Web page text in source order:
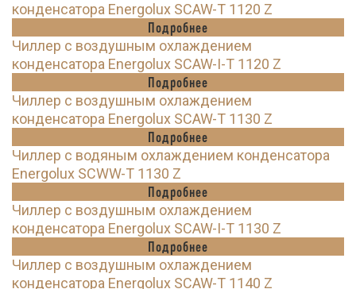
конденсатора Energolux SCAW-T 1120 Z
Подробнее
Чиллер с воздушным охлаждением
конденсатора Energolux SCAW-I-T 1120 Z
Подробнее
Чиллер с воздушным охлаждением
конденсатора Energolux SCAW-T 1130 Z
Подробнее
Чиллер с водяным охлаждением конденсатора
Energolux SCWW-T 1130 Z
Подробнее
Чиллер с воздушным охлаждением
конденсатора Energolux SCAW-I-T 1130 Z
Подробнее
Чиллер с воздушным охлаждением
конденсатора Energolux SCAW-T 1140 Z